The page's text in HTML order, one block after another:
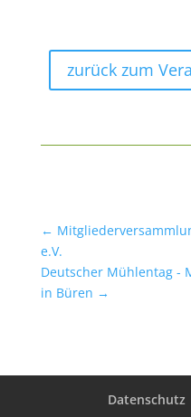
zurück zum
←
e.V.
Deutscher Mühlentag -
in Büren →
Datenschutz